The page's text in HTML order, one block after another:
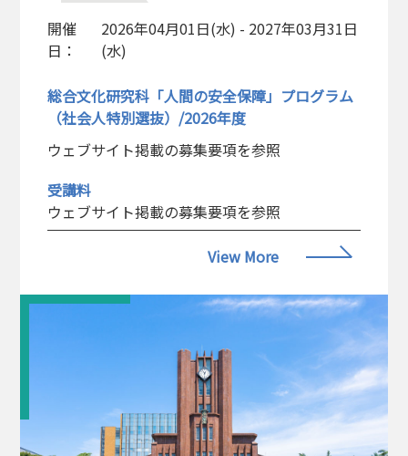
開催
日：
2026年04月01日(水) - 2027年03月31日
(水)
総合文化研究科「人間の安全保障」プログラム
（社会人特別選抜）/2026年度
ウェブサイト掲載の募集要項を参照
受講料
ウェブサイト掲載の募集要項を参照
View More